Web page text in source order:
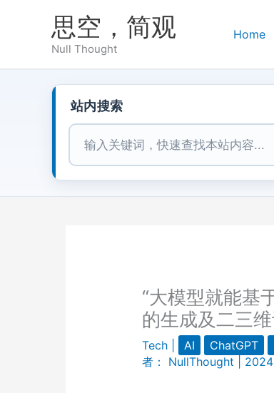
思空，简观
Null Thought
Home
站内搜索
站内搜索
“大模型就能基
的生成及二三
Tech| AI ChatGPT
者：
NullThought